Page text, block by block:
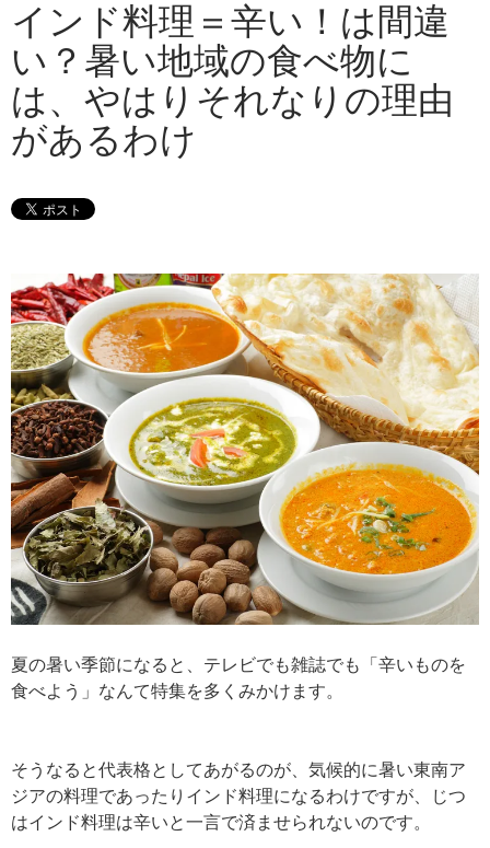
インド料理＝辛い！は間違
い？暑い地域の食べ物に
は、やはりそれなりの理由
があるわけ
夏の暑い季節になると、テレビでも雑誌でも「辛いものを
食べよう」なんて特集を多くみかけます。
そうなると代表格としてあがるのが、気候的に暑い東南ア
ジアの料理であったりインド料理になるわけですが、じつ
はインド料理は辛いと一言で済ませられないのです。